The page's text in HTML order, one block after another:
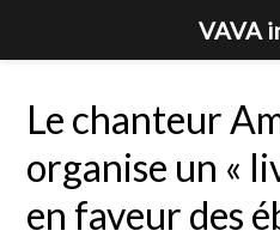
Le chanteur
organise un «
en faveur des
VAVA